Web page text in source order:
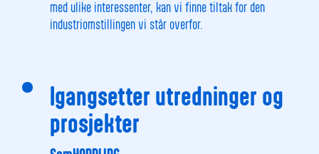
med ulike interessenter, kan vi finne tiltak for den
industriomstillingen vi står overfor.
Igangsetter utredninger og
prosjekter